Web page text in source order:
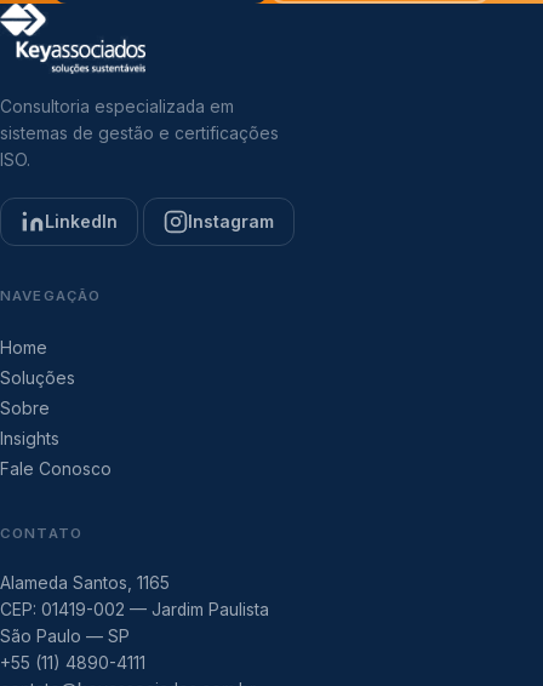
Consultoria especializada em
sistemas de gestão e certificações
ISO.
LinkedIn Instagram
NAVEGAÇÃO
Home
Soluções
Sobre
Insights
Fale Conosco
CONTATO
Alameda Santos, 1165
CEP: 01419-002 — Jardim Paulista
São Paulo — SP
+55 (11) 4890-4111